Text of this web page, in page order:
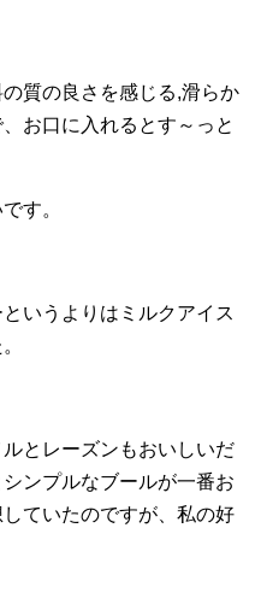
質の良さを感じる,滑らか
お口に入れるとす～っと
す。
いうよりはミルクアイス
とレーズンもおいしいだ
ンプルなブールが一番お
ていたのですが、私の好